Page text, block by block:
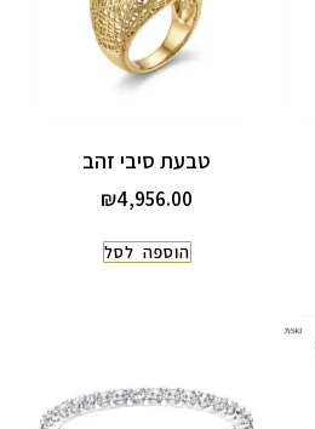
טבעת סיבי זהב
₪4,956.00
הוספה לסל